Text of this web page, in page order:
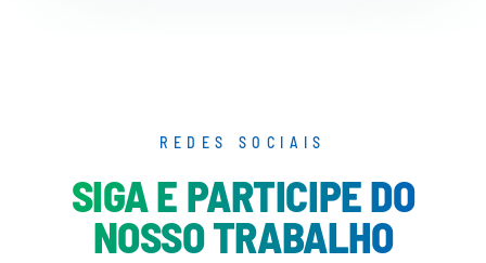
REDES SOCIAIS
SIGA E PARTICIPE DO
NOSSO TRABALHO